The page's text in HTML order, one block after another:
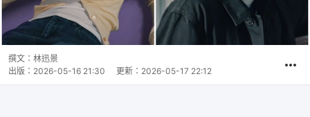
撰文： 林迅景
出版： 2026-05-16 21:30 更新： 2026-05-17 22:12